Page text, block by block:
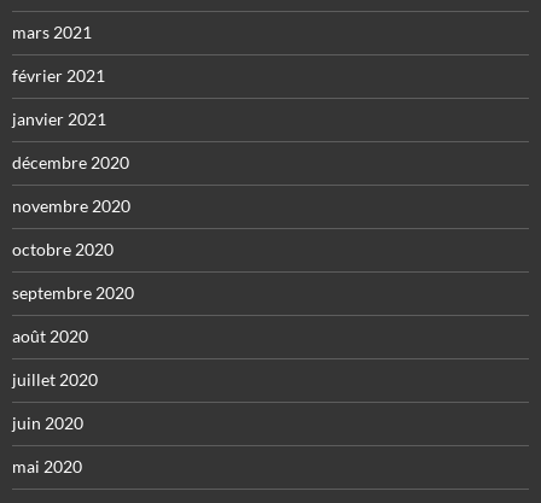
mars 2021
février 2021
janvier 2021
décembre 2020
novembre 2020
octobre 2020
septembre 2020
août 2020
juillet 2020
juin 2020
mai 2020